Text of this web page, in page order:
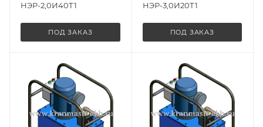
НЭР-2,0И40Т1
ПОД ЗАКАЗ
НЭР-3,0И20Т1
ПОД ЗАКАЗ